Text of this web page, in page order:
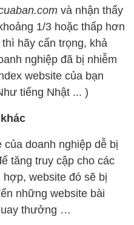
và nhận thấy
1/3 hoặc thấp hơn
hãy cẩn trọng, khả
nghiệp đã bị nhiễm
website của bạn
tiếng Nhật ... )
của doanh nghiệp dễ bị
tăng truy cập cho các
website đó sẽ bị
những website bài
thưởng …